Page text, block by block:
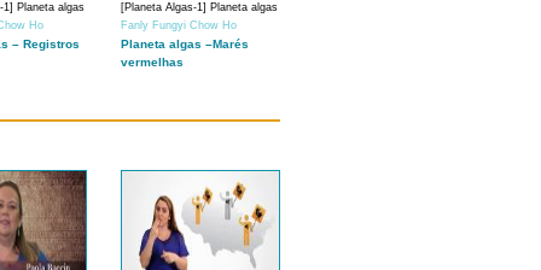
1] Planeta algas
Ho
– Registros
[Planeta Algas-1] Planeta algas
Fanly Fungyi Chow Ho
Planeta algas –Marés
vermelhas